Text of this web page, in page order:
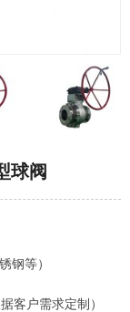
球阀
钢等）
户需求定制）